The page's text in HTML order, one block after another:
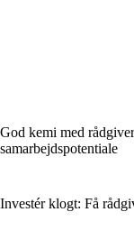
God kemi med
samarbejdspotentiale
Investér klogt: Få